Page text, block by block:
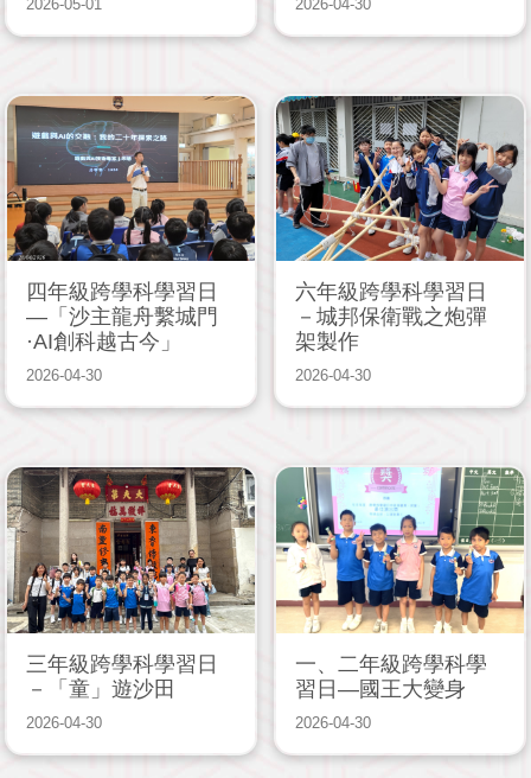
2026-05-01 2026-04-30
四年級跨學科學習日
—「沙主龍舟繫城門
·AI創科越古今」
2026-04-30
六年級跨學科學習日
－城邦保衛戰之炮彈
架製作
2026-04-30
三年級跨學科學習日
－「童」遊沙田
2026-04-30
一、二年級跨學科學
習日—國王大變身
2026-04-30